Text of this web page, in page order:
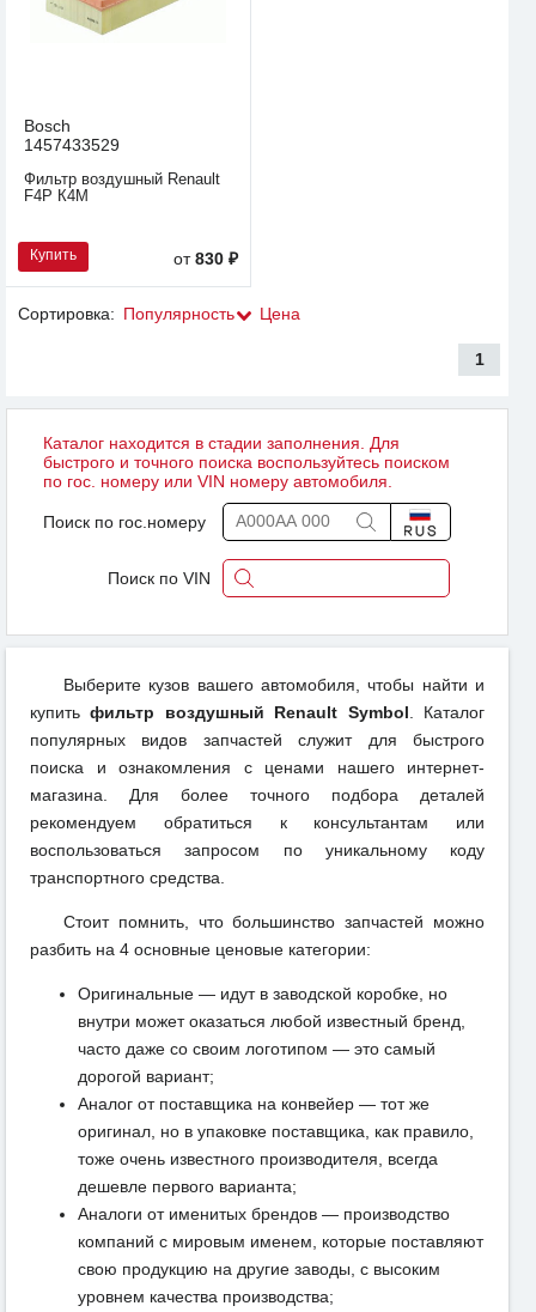
Bosch
1457433529
Фильтр воздушный Renault
F4P К4M
Купить от830 ₽
Сортировка: Популярность Цена
1
Каталог находится в стадии заполнения. Для
быстрого и точного поиска воспользуйтесь поиском
по гос. номеру или VIN номеру автомобиля.
Поиск по гос.номеру
Поиск по VIN
Выберите кузов вашего автомобиля, чтобы найти и
купитьфильтр воздушный Renault Symbol . Каталог
популярных видов запчастей служит для быстрого
поиска и ознакомления с ценами нашего интернет-
магазина. Для более точного подбора деталей
рекомендуем обратиться к консультантам или
воспользоваться запросом по уникальному коду
транспортного средства.
Стоит помнить, что большинство запчастей можно
разбить на 4 основные ценовые категории:
Оригинальные — идут в заводской коробке, но
внутри может оказаться любой известный бренд,
часто даже со своим логотипом — это самый
дорогой вариант;
Аналог от поставщика на конвейер — тот же
оригинал, но в упаковке поставщика, как правило,
тоже очень известного производителя, всегда
дешевле первого варианта;
Аналоги от именитых брендов — производство
компаний с мировым именем, которые поставляют
свою продукцию на другие заводы, с высоким
уровнем качества производства;